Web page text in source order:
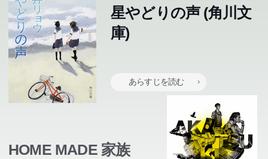
星やどりの声 (角川文
庫)
あらすじを読む
東京ではない海の見える町で、亡くなった父の遺した喫茶
店を営むある一家に降りそそぐ奇蹟。若き直木賞受賞作家
が、学生時代最後の夏に書き綴った、ある家族が「家族」
HOME MADE 家族